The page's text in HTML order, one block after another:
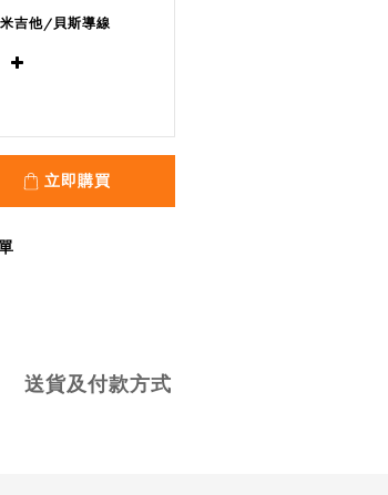
吉他/貝斯導線
立即購買
送貨及付款方式